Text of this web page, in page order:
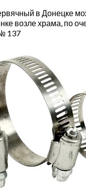
в Донецке
возле храма, по
137